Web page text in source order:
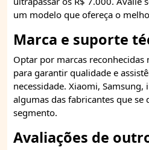
um modelo que ofereça o
Marca e suporte
Optar por marcas reconhecidas
para garantir qualidade e
necessidade. Xiaomi, Samsung,
algumas das fabricantes que se
segmento.
Avaliações de